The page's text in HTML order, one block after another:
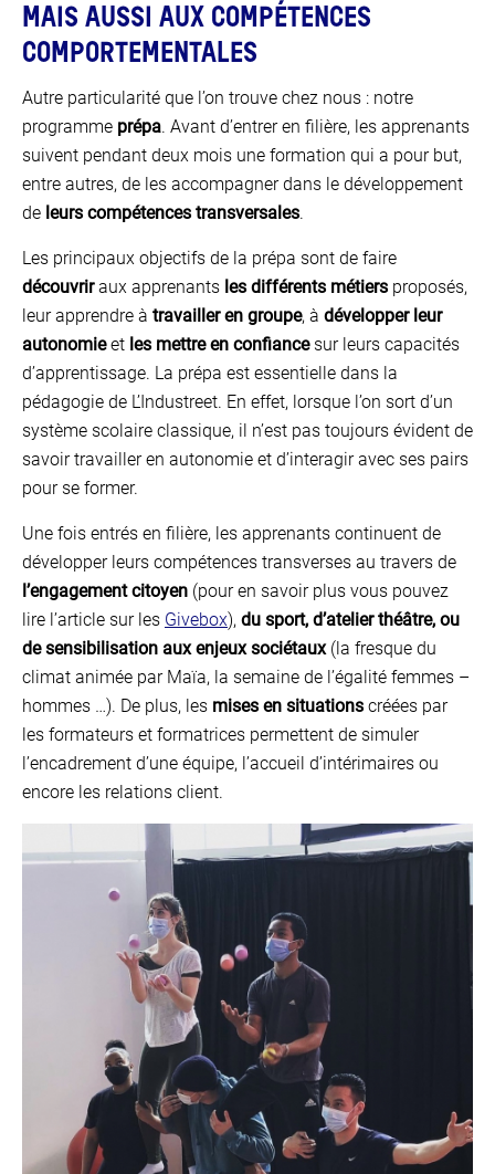
MAIS AUSSI AUX COMPÉTENCES
COMPORTEMENTALES
Autre particularité que l’on trouve chez nous : notre
programme prépa. Avant d’entrer en filière, les apprenants
suivent pendant deux mois une formation qui a pour but,
entre autres, de les accompagner dans le développement
de leurs compétences transversales.
Les principaux objectifs de la prépa sont de faire
découvriraux apprenants les différents métiers proposés,
leur apprendre à travailler en groupe, à développer leur
autonomieet les mettre en confiancesur leurs capacités
d’apprentissage. La prépa est essentielle dans la
pédagogie de L’Industreet. En effet, lorsque l’on sort d’un
système scolaire classique, il n’est pas toujours évident de
savoir travailler en autonomie et d’interagir avec ses pairs
pour se former.
Une fois entrés en filière, les apprenants continuent de
développer leurs compétences transverses au travers de
l’engagement citoyen (pour en savoir plus vous pouvez
lire l’article sur les Givebox), du sport, d’atelier théâtre, ou
de sensibilisation aux enjeux sociétaux(la fresque du
climat animée par Maïa, la semaine de l’égalité femmes –
hommes …). De plus, les mises en situations créées par
les formateurs et formatrices permettent de simuler
l’encadrement d’une équipe, l’accueil d’intérimaires ou
encore les relations client.